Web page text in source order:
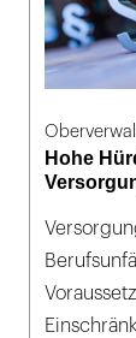
Hohe